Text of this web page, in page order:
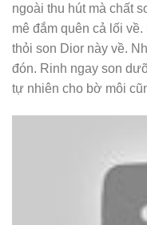
ngoài thu hút mà chất
mê đắm quên cả lối
thỏi son Dior này về.
đón. Rinh ngay son
tự nhiên cho bờ môi